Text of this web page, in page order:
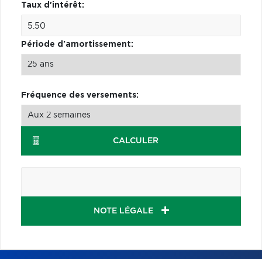
Taux d'intérêt:
Période d'amortissement:
Fréquence des versements:
CALCULER
NOTE LÉGALE